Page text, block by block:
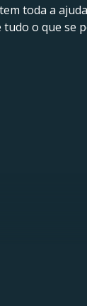
toda a
o que se